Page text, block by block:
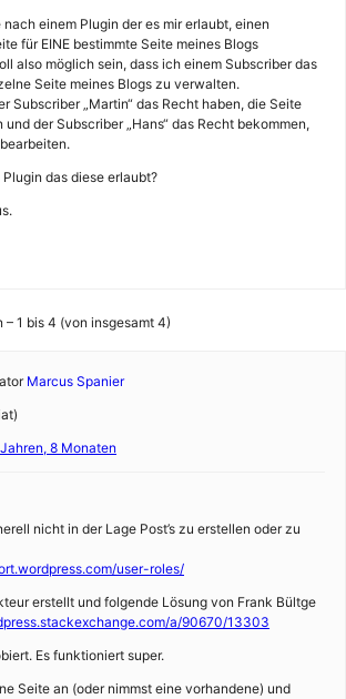
einem Plugin der es mir erlaubt, einen
für EINE bestimmte Seite meines Blogs
also möglich sein, dass ich einem Subscriber das
Seite meines Blogs zu verwalten.
Subscriber „Martin“ das Recht haben, die Seite
und der Subscriber „Hans“ das Recht bekommen,
das diese erlaubt?
1 bis 4 (von insgesamt 4)
Marcus Spanier
8 Monaten
nicht in der Lage Post’s zu erstellen oder zu
user-roles/
erstellt und folgende Lösung von Frank Bültge
a/90670/13303
Es funktioniert super.
Seite an (oder nimmst eine vorhandene) und